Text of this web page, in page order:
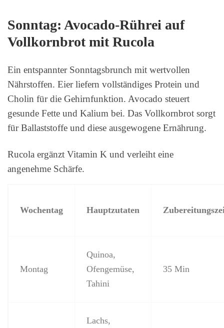
Sonntag: Avocado-Rührei auf
Vollkornbrot mit Rucola
Ein entspannter Sonntagsbrunch mit wertvollen
Nährstoffen. Eier liefern vollständiges Protein und
Cholin für die Gehirnfunktion. Avocado steuert
gesunde Fette und Kalium bei. Das Vollkornbrot sorgt
für Ballaststoffe und diese ausgewogene Ernährung.
Rucola ergänzt Vitamin K und verleiht eine
angenehme Schärfe.
Wochentag Hauptzutaten
Montag
Quinoa,
Ofengemüse,
Tahini
35 Min
Lachs,